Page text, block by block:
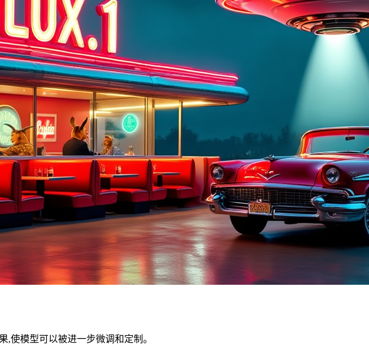
,使模型可以被进一步微调和定制。